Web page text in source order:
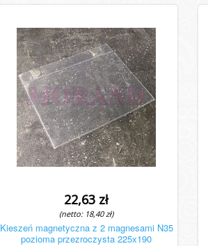
22,63 zł
(netto: 18,40 zł)
Kieszeń magnetyczna z 2 magnesami N35
pozioma przezroczysta 225x190